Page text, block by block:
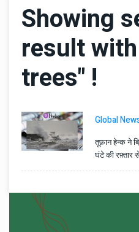
Showing
result
trees" !
Global
तूफ़ान हेन्क ने
घंटे की रफ़्तार
व्यवधान और